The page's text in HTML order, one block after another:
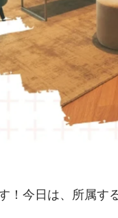
！今日は、所属す